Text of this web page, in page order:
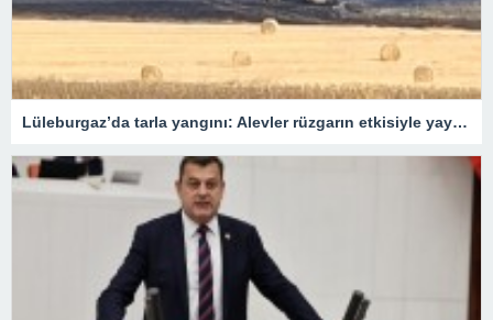
Lüleburgaz’da tarla yangını: Alevler rüzgarın etkisiyle yayıldı